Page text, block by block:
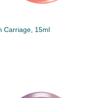
Carriage, 15ml